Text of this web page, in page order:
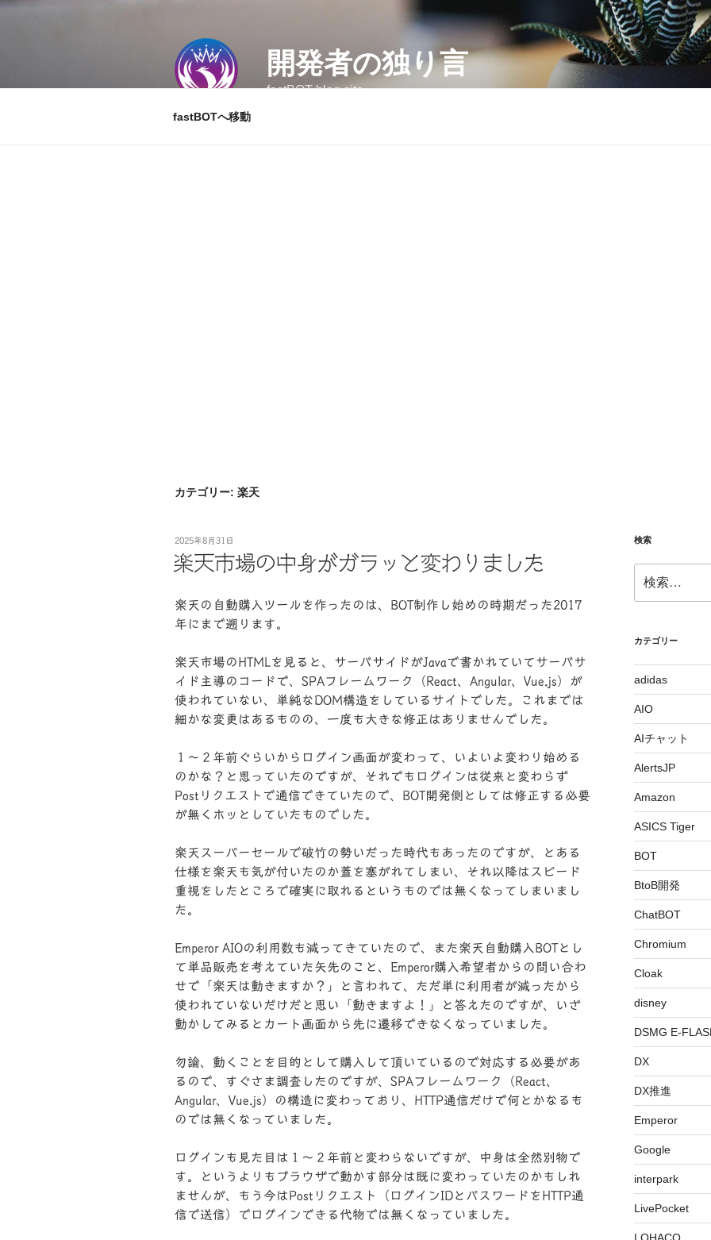
コ
開発者の独り言
fastBOT blog site
fastBOTへ移動
カテゴリー: 楽天
投
日:
2025年8月31日
楽天市場の中身がガラッと変わりました
楽天の自動購入ツールを作ったのは、BOT制作し始めの時期だった2017
年にまで遡ります。
楽天市場のHTMLを見ると、サーバサイドがJavaで書かれていてサーバサ
イド主導のコードで、SPAフレームワーク（React、Angular、Vue.js）が
使われていない、単純なDOM構造をしているサイトでした。これまでは
細かな変更はあるものの、一度も大きな修正はありませんでした。
１～２年前ぐらいからログイン画面が変わって、いよいよ変わり始める
のかな？と思っていたのですが、それでもログインは従来と変わらず
Postリクエストで通信できていたので、BOT開発側としては修正する必要
が無くホッとしていたものでした。
楽天スーパーセールで破竹の勢いだった時代もあったのですが、とある
仕様を楽天も気が付いたのか蓋を塞がれてしまい、それ以降はスピード
重視をしたところで確実に取れるというものでは無くなってしまいまし
た。
Emperor AIOの利用数も減ってきていたので、また楽天自動購入BOTとし
て単品販売を考えていた矢先のこと、Emperor購入希望者からの問い合わ
せで「楽天は動きますか？」と言われて、ただ単に利用者が減ったから
使われていないだけだと思い「動きますよ！」と答えたのですが、いざ
動かしてみるとカート画面から先に遷移できなくなっていました。
勿論、動くことを目的として購入して頂いているので対応する必要があ
るので、すぐさま調査したのですが、SPAフレームワーク（React、
Angular、Vue.js）の構造に変わっており、HTTP通信だけで何とかなるも
のでは無くなっていました。
ログインも見た目は１～２年前と変わらないですが、中身は全然別物で
す。というよりもブラウザで動かす部分は既に変わっていたのかもしれ
ませんが、もう今はPostリクエスト（ログインIDとパスワードをHTTP通
信で送信）でログインできる代物では無くなっていました。
検索
索:
カテゴリー
adidas
AIO
AIチャット
AlertsJP
Amazon
ASICS Tiger
BOT
BtoB開発
ChatBOT
Chromium
Cloak
disney
DSMG E-
DX
DX推進
Emperor
Google
interpark
LivePocket